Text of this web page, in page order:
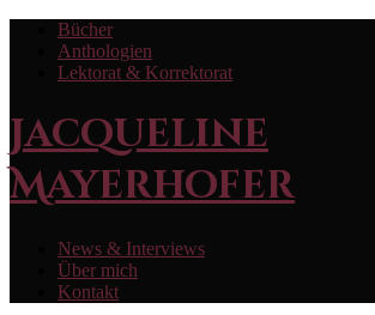
Bücher
Anthologien
Lektorat & Korrektorat
Jacqueline
Mayerhofer
News & Interviews
Über mich
Kontakt